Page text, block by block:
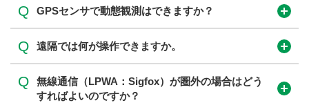
Q GPSセンサで動態観測はできますか？
Q 遠隔では何が操作できますか。
Q
無線通信（LPWA：Sigfox）が圏外の場合はどう
すればよいのですか？